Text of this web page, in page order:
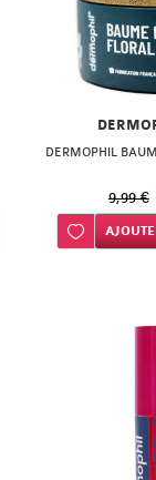
DERMOPHIL
9,99 €
Ajouter à ma